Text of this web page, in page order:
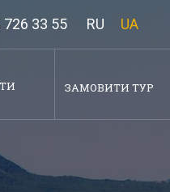
726 33 55 RU UA
ЗАМОВИТИ ТУР